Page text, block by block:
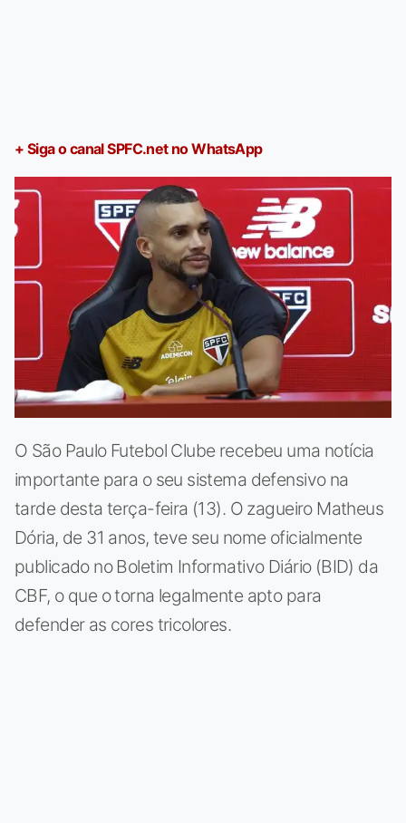
+ Siga o canal SPFC.net no WhatsApp
O São Paulo Futebol Clube recebeu uma notícia
importante para o seu sistema defensivo na
tarde desta terça-feira (13). O zagueiro Matheus
Dória, de 31 anos, teve seu nome oficialmente
publicado no Boletim Informativo Diário (BID) da
CBF, o que o torna legalmente apto para
defender as cores tricolores.